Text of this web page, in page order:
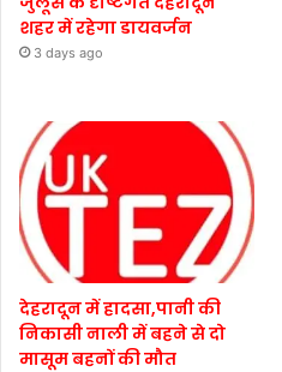
शहर में रहेगा डायवर्जन
3 days ago
देहरादून में हादसा,पानी की
निकासी नाली में बहने से दो
मासूम बहनों की मौत